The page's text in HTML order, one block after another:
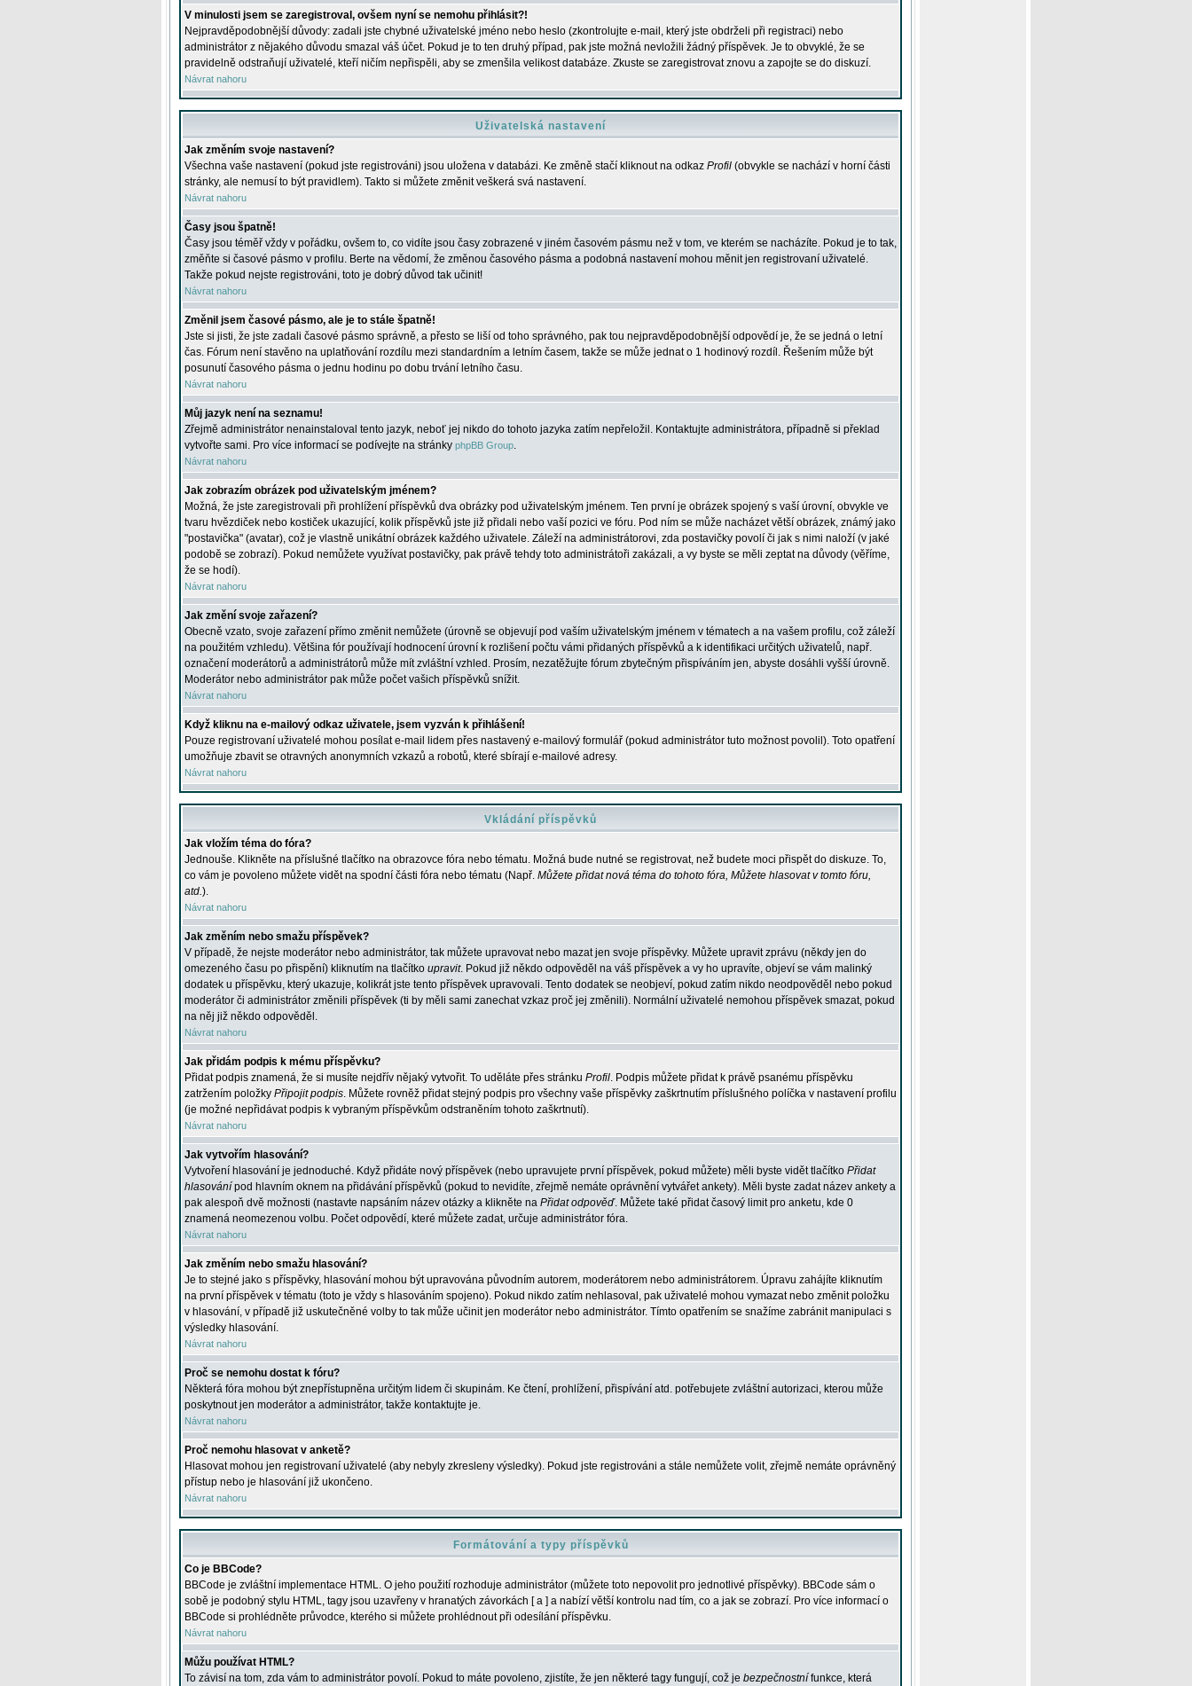
V minulosti jsem se zaregistroval, ovšem nyní se nemohu přihlásit?!
Nejpravděpodobnější důvody: zadali jste chybné uživatelské jméno nebo heslo (zkontrolujte e-mail, který jste obdrželi při registraci) nebo
administrátor z nějakého důvodu smazal váš účet. Pokud je to ten druhý případ, pak jste možná nevložili žádný příspěvek. Je to obvyklé, že se
pravidelně odstraňují uživatelé, kteří ničím nepřispěli, aby se zmenšila velikost databáze. Zkuste se zaregistrovat znovu a zapojte se do diskuzí.
Návrat nahoru
Uživatelská nastavení
Jak změním svoje nastavení?
Všechna vaše nastavení (pokud jste registrováni) jsou uložena v databázi. Ke změně stačí kliknout na odkaz Profil (obvykle se nachází v horní části
stránky, ale nemusí to být pravidlem). Takto si můžete změnit veškerá svá nastavení.
Návrat nahoru
Časy jsou špatně!
Časy jsou téměř vždy v pořádku, ovšem to, co vidíte jsou časy zobrazené v jiném časovém pásmu než v tom, ve kterém se nacházíte. Pokud je to tak,
změňte si časové pásmo v profilu. Berte na vědomí, že změnou časového pásma a podobná nastavení mohou měnit jen registrovaní uživatelé.
Takže pokud nejste registrováni, toto je dobrý důvod tak učinit!
Návrat nahoru
Změnil jsem časové pásmo, ale je to stále špatně!
Jste si jisti, že jste zadali časové pásmo správně, a přesto se liší od toho správného, pak tou nejpravděpodobnější odpovědí je, že se jedná o letní
čas. Fórum není stavěno na uplatňování rozdílu mezi standardním a letním časem, takže se může jednat o 1 hodinový rozdíl. Řešením může být
posunutí časového pásma o jednu hodinu po dobu trvání letního času.
Návrat nahoru
Můj jazyk není na seznamu!
Zřejmě administrátor nenainstaloval tento jazyk, neboť jej nikdo do tohoto jazyka zatím nepřeložil. Kontaktujte administrátora, případně si překlad
vytvořte sami. Pro více informací se podívejte na stránky phpBB Group.
Návrat nahoru
Jak zobrazím obrázek pod uživatelským jménem?
Možná, že jste zaregistrovali při prohlížení příspěvků dva obrázky pod uživatelským jménem. Ten první je obrázek spojený s vaší úrovní, obvykle ve
tvaru hvězdiček nebo kostiček ukazující, kolik příspěvků jste již přidali nebo vaší pozici ve fóru. Pod ním se může nacházet větší obrázek, známý jako
"postavička" (avatar), což je vlastně unikátní obrázek každého uživatele. Záleží na administrátorovi, zda postavičky povolí či jak s nimi naloží (v jaké
podobě se zobrazí). Pokud nemůžete využívat postavičky, pak právě tehdy toto administrátoři zakázali, a vy byste se měli zeptat na důvody (věříme,
že se hodí).
Návrat nahoru
Jak změní svoje zařazení?
Obecně vzato, svoje zařazení přímo změnit nemůžete (úrovně se objevují pod vaším uživatelským jménem v tématech a na vašem profilu, což záleží
na použitém vzhledu). Většina fór používají hodnocení úrovní k rozlišení počtu vámi přidaných příspěvků a k identifikaci určitých uživatelů, např.
označení moderátorů a administrátorů může mít zvláštní vzhled. Prosím, nezatěžujte fórum zbytečným přispíváním jen, abyste dosáhli vyšší úrovně.
Moderátor nebo administrátor pak může počet vašich příspěvků snížit.
Návrat nahoru
Když kliknu na e-mailový odkaz uživatele, jsem vyzván k přihlášení!
Pouze registrovaní uživatelé mohou posílat e-mail lidem přes nastavený e-mailový formulář (pokud administrátor tuto možnost povolil). Toto opatření
umožňuje zbavit se otravných anonymních vzkazů a robotů, které sbírají e-mailové adresy.
Návrat nahoru
Vkládání příspěvků
Jak vložím téma do fóra?
Jednouše. Klikněte na příslušné tlačítko na obrazovce fóra nebo tématu. Možná bude nutné se registrovat, než budete moci přispět do diskuze. To,
co vám je povoleno můžete vidět na spodní části fóra nebo tématu (Např. Můžete přidat nová téma do tohoto fóra, Můžete hlasovat v tomto fóru,
atd.).
Návrat nahoru
Jak změním nebo smažu příspěvek?
V případě, že nejste moderátor nebo administrátor, tak můžete upravovat nebo mazat jen svoje příspěvky. Můžete upravit zprávu (někdy jen do
omezeného času po přispění) kliknutím na tlačítko upravit. Pokud již někdo odpověděl na váš příspěvek a vy ho upravíte, objeví se vám malinký
dodatek u příspěvku, který ukazuje, kolikrát jste tento příspěvek upravovali. Tento dodatek se neobjeví, pokud zatím nikdo neodpověděl nebo pokud
moderátor či administrátor změnili příspěvek (ti by měli sami zanechat vzkaz proč jej změnili). Normální uživatelé nemohou příspěvek smazat, pokud
na něj již někdo odpověděl.
Návrat nahoru
Jak přidám podpis k mému příspěvku?
Přidat podpis znamená, že si musíte nejdřív nějaký vytvořit. To uděláte přes stránku Profil. Podpis můžete přidat k právě psanému příspěvku
zatržením položky Připojit podpis. Můžete rovněž přidat stejný podpis pro všechny vaše příspěvky zaškrtnutím příslušného políčka v nastavení profilu
(je možné nepřidávat podpis k vybraným příspěvkům odstraněním tohoto zaškrtnutí).
Návrat nahoru
Jak vytvořím hlasování?
Vytvoření hlasování je jednoduché. Když přidáte nový příspěvek (nebo upravujete první příspěvek, pokud můžete) měli byste vidět tlačítko Přidat
hlasování pod hlavním oknem na přidávání příspěvků (pokud to nevidíte, zřejmě nemáte oprávnění vytvářet ankety). Měli byste zadat název ankety a
pak alespoň dvě možnosti (nastavte napsáním název otázky a klikněte na Přidat odpověď. Můžete také přidat časový limit pro anketu, kde 0
znamená neomezenou volbu. Počet odpovědí, které můžete zadat, určuje administrátor fóra.
Návrat nahoru
Jak změním nebo smažu hlasování?
Je to stejné jako s příspěvky, hlasování mohou být upravována původním autorem, moderátorem nebo administrátorem. Úpravu zahájíte kliknutím
na první příspěvek v tématu (toto je vždy s hlasováním spojeno). Pokud nikdo zatím nehlasoval, pak uživatelé mohou vymazat nebo změnit položku
v hlasování, v případě již uskutečněné volby to tak může učinit jen moderátor nebo administrátor. Tímto opatřením se snažíme zabránit manipulaci s
výsledky hlasování.
Návrat nahoru
Proč se nemohu dostat k fóru?
Některá fóra mohou být znepřístupněna určitým lidem či skupinám. Ke čtení, prohlížení, přispívání atd. potřebujete zvláštní autorizaci, kterou může
poskytnout jen moderátor a administrátor, takže kontaktujte je.
Návrat nahoru
Proč nemohu hlasovat v anketě?
Hlasovat mohou jen registrovaní uživatelé (aby nebyly zkresleny výsledky). Pokud jste registrováni a stále nemůžete volit, zřejmě nemáte oprávněný
přístup nebo je hlasování již ukončeno.
Návrat nahoru
Formátování a typy příspěvků
Co je BBCode?
BBCode je zvláštní implementace HTML. O jeho použití rozhoduje administrátor (můžete toto nepovolit pro jednotlivé příspěvky). BBCode sám o
sobě je podobný stylu HTML, tagy jsou uzavřeny v hranatých závorkách [ a ] a nabízí větší kontrolu nad tím, co a jak se zobrazí. Pro více informací o
BBCode si prohlédněte průvodce, kterého si můžete prohlédnout při odesílání příspěvku.
Návrat nahoru
Můžu používat HTML?
To závisí na tom, zda vám to administrátor povolí. Pokud to máte povoleno, zjistíte, že jen některé tagy fungují, což je bezpečnostní funkce, která